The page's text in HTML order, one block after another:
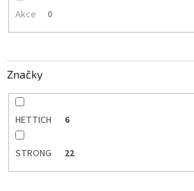
Akce 0
Značky
HETTICH 6
STRONG 22